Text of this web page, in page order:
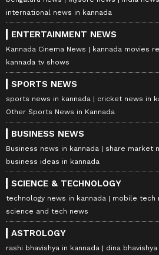
international news in kannada
ENTERTAINMENT NEWS
Kannada Cinema News kannada movies
kannada tv shows
SPORTS NEWS
sports news in kannada
cricket news in
Other Sports News in Kannada
BUSINESS NEWS
Business news in kannada
share market
business ideas in kannada
SCIENCE & TECHNOLOGY
technology news in kannada
mobile tech
science and tech news
ASTROLOGY
rashi bhavishya in kannada dina bhavishya